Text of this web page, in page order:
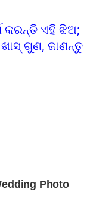
କରନ୍ତି ଏହି ଝିଅ;
ଗୁଣ, ଜାଣନ୍ତୁ